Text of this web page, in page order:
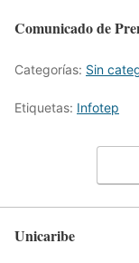
Comunicado de
Categorías: Sin
Etiquetas: Infotep
Unicaribe